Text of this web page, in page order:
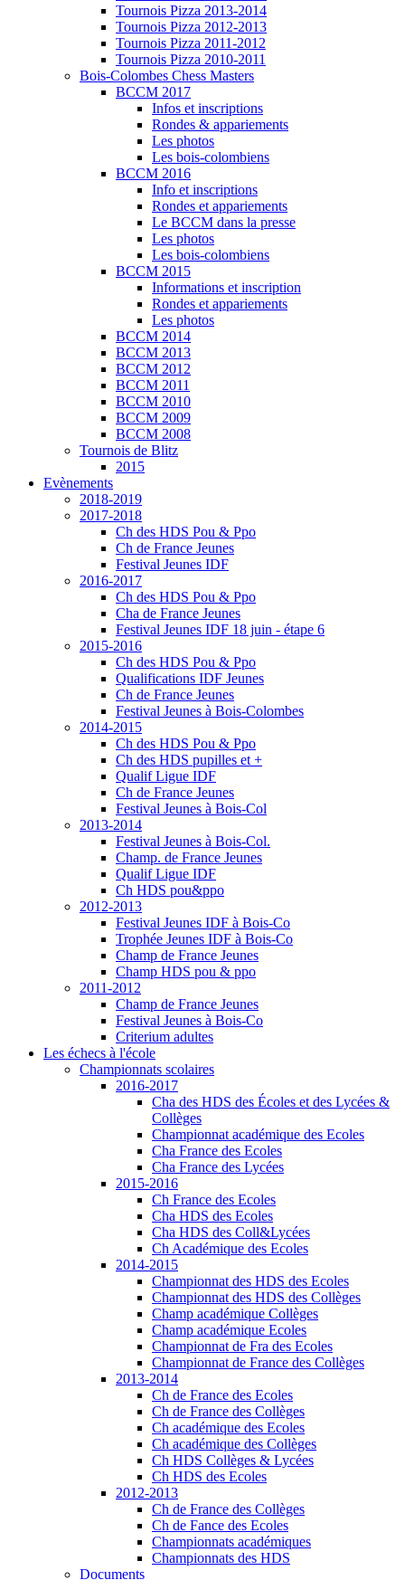
Tournois Pizza 2013-2014
Tournois Pizza 2012-2013
Tournois Pizza 2011-2012
Tournois Pizza 2010-2011
Bois-Colombes Chess Masters
BCCM 2017
Infos et inscriptions
Rondes & appariements
Les photos
Les bois-colombiens
BCCM 2016
Info et inscriptions
Rondes et appariements
Le BCCM dans la presse
Les photos
Les bois-colombiens
BCCM 2015
Informations et inscription
Rondes et appariements
Les photos
BCCM 2014
BCCM 2013
BCCM 2012
BCCM 2011
BCCM 2010
BCCM 2009
BCCM 2008
Tournois de Blitz
2015
Evènements
2018-2019
2017-2018
Ch des HDS Pou & Ppo
Ch de France Jeunes
Festival Jeunes IDF
2016-2017
Ch des HDS Pou & Ppo
Cha de France Jeunes
Festival Jeunes IDF 18 juin - étape 6
2015-2016
Ch des HDS Pou & Ppo
Qualifications IDF Jeunes
Ch de France Jeunes
Festival Jeunes à Bois-Colombes
2014-2015
Ch des HDS Pou & Ppo
Ch des HDS pupilles et +
Qualif Ligue IDF
Ch de France Jeunes
Festival Jeunes à Bois-Col
2013-2014
Festival Jeunes à Bois-Col.
Champ. de France Jeunes
Qualif Ligue IDF
Ch HDS pou&ppo
2012-2013
Festival Jeunes IDF à Bois-Co
Trophée Jeunes IDF à Bois-Co
Champ de France Jeunes
Champ HDS pou & ppo
2011-2012
Champ de France Jeunes
Festival Jeunes à Bois-Co
Criterium adultes
Les échecs à l'école
Championnats scolaires
2016-2017
Cha des HDS des Écoles et des Lycées &
Collèges
Championnat académique des Ecoles
Cha France des Ecoles
Cha France des Lycées
2015-2016
Ch France des Ecoles
Cha HDS des Ecoles
Cha HDS des Coll&Lycées
Ch Académique des Ecoles
2014-2015
Championnat des HDS des Ecoles
Championnat des HDS des Collèges
Champ académique Collèges
Champ académique Ecoles
Championnat de Fra des Ecoles
Championnat de France des Collèges
2013-2014
Ch de France des Ecoles
Ch de France des Collèges
Ch académique des Ecoles
Ch académique des Collèges
Ch HDS Collèges & Lycées
Ch HDS des Ecoles
2012-2013
Ch de France des Collèges
Ch de Fance des Ecoles
Championnats académiques
Championnats des HDS
Documents